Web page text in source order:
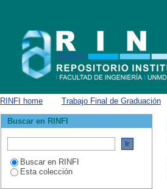
RINFI home Trabajo Final de Graduación
Buscar en RINFI
Buscar en RINFI
Esta colección